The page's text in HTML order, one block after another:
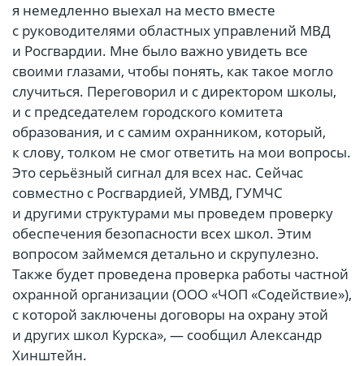
я немедленно выехал на место вместе
с руководителями областных управлений МВД
и Росгвардии. Мне было важно увидеть все
своими глазами, чтобы понять, как такое могло
случиться. Переговорил и с директором школы,
и с председателем городского комитета
образования, и с самим охранником, который,
к слову, толком не смог ответить на мои вопросы.
Это серьёзный сигнал для всех нас. Сейчас
совместно с Росгвардией, УМВД, ГУМЧС
и другими структурами мы проведем проверку
обеспечения безопасности всех школ. Этим
вопросом займемся детально и скрупулезно.
Также будет проведена проверка работы частной
охранной организации (ООО «ЧОП «Содействие»),
с которой заключены договоры на охрану этой
и других школ Курска», — сообщил Александр
Хинштейн.